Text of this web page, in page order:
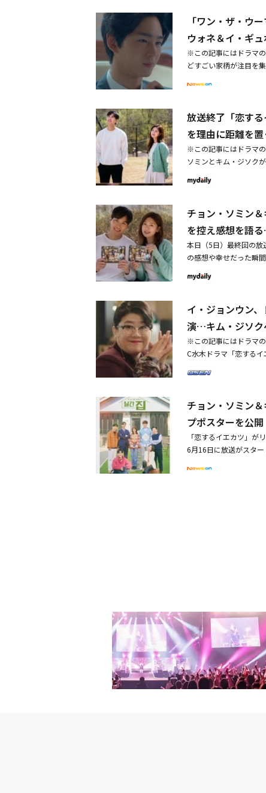
大賞：イ・ジェフン（
ラマ：アン・ヒョソプ
ーズ メロ・ロコ：ソン
ズジャンル・アクショ
賞シーズン制ドラマ：
ジャンル・アクション
ストパフォーマンス賞
キム・サブ3」）◆助演
2」）、ソン・ジユン
ロ・ロコ：チョン・ス
ンジン（「国民死刑投
鬼」）、アン・チェフ
権力～」）、クォン・
（「悪鬼」）、イ・シ
役を務める。ソクラン
に渡し、サニョンはこ
するチン・ソンギュは
は民俗信仰の中で特に
に学界では認められな
練に向き合って、取り
人物で、劇中で重要な
それぞれのエピソード
も登場する」と言及し
きたのは、脚本家のキ
て、重みを加えてくれ
風のオカルトミステリ
日の午後10時より放送
ラ・ミランは、子供を
を運営しながら1人で息
役を引き受ける人物だ
ホに扮する。母親まで
るミジュ役を演じる。
チョ（ぶっきらぼうに
ギーを届ける。親をは
「還魂：光と影」「今
いパン・サムシクを自
ン・ウンインとチェ・
水火も辞さない検事出
のコネクションのため
の主人でありパン・サ
事を解決する万年里長
果たしてきたチャン・
長を、一生夫と子ども
は、カン・マルグムが
野心を抱いている変わ
で。様々な魅力のキャ
いる。同作の制作陣は
面白さを届ける」とし
ていただきたい」と伝
に来た。ヨンジュは「
事だ。みんな知ってい
非理、社内政治をする
「物議が大事じゃない
じゃないか。僕が人生
は「いいから帰ってく
ンジュはスンドクに会
る？ 服を脱いで階級札
がせたのはおじさんよ
ら、待っていなさい。
カッなる姿を見せ、笑い
「ワン・ザ・ウ
ウォネ＆イ・ギ
※この記事にはドラマ
どすごい家柄が注目を
ジュン（イ・ウォング
し、その結果は反転だ
もない。この家門がど
母方は昨年納税の日に
を受け、スンドクは「
クのスマートフォンに
ギュ（イ・ギュボク）
放送終了「恋す
を理由に距離を
※この記事にはドラマ
ソミンとキム・ジソク
終回でナ・ヨンウォン
ル）が過去に、ユ・ジ
からだ。アパートの工
を信じてユ・ジャソン
たが、前後の事情を知
過ぎなかった。すべて
3年という年月が経っ
宅でマイホームの夢ま
以前とは違う姿だった
ジュ）は、堂々とチャ
（アン・ヒョンホ）な
の末に結婚し、新しい
た。そして再会したナ
「良い人と一緒にする
て完璧なハッピーエン
「恋するイエカツ」の
的な題材で、終始一貫
ドラマ）を連想させる
スヒョン脚本家ならで
な人々の家に関するス
た。何よりも放送前か
ドラマの俳優はみんな
に完璧に没頭して気難
白な演技でキューピッ
コンビのチェ・ジョン
で。それぞれ違う背景
「最高の演技、最高の
について扱うリビング
エカツ」の社員たち。
わる場所」だ。そのた
ない。「あなたが暮し
チョン・ソミン
を控え感想を語
本日（5日）最終回の放
の感想や幸せだった瞬
ン・ソミンは、「ヨン
の皆さんに会えて幸せ
す」と語った。お金し
役のキム・ジソクは「
人々の話を皆さんに届
に笑いと励ましを送る
ような意味を持つもの
見せたシンギョム役の
感慨深いです。楽しく
とを見て、学び、感じ
を愛してくださった皆
3人組チェ・ジョンアン
つでもどこでも代表の
者の皆さん、スタッフ
です」とし「『恋する
ます」と語った。「恋
イ・ジョンウン
演…キム・ジソク
※この記事にはドラマ
C水木ドラマ「恋する
昨日（30日）、韓国で
長所を並べ立てた。そ
（アン・チャンファン
た。自分の思う通りに
サンスンの文で、その
の家を売却しようとし
ンスンとの飲み会で、
メンバーらと、ユ・ジ
チョン・ソミン
プポスターを公開
「恋するイエカツ」が
6月16日に放送がスタ
は、明るい笑顔で視聴
ぎの場所」であるエデ
ている人がいる。自由
ジュ）には「今日泊ま
YouTuberを夢見て屋根
様々な価値観によって
ン・ギョム、チェ・ゴ
人々は誰もが一つくら
な楽しさを届ける予定
を待っている『恋する
ています。そこで『あ